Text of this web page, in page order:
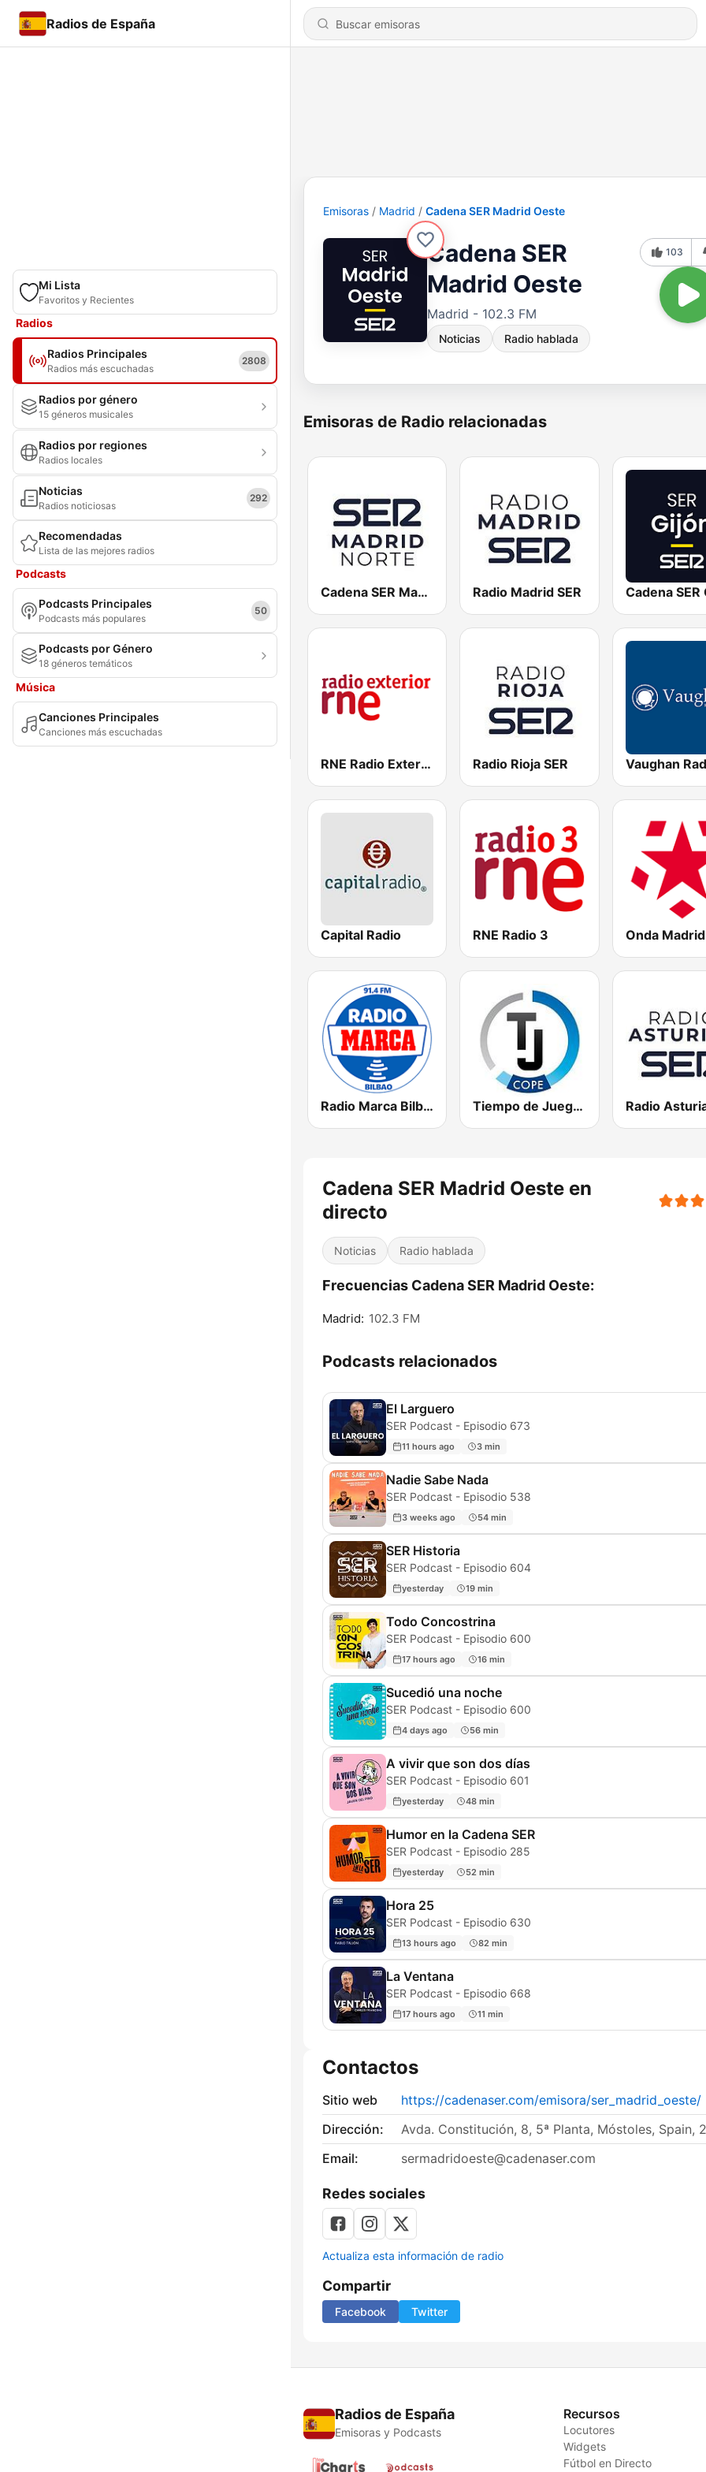
Radios de España
Mi Lista
Favoritos y Recientes
Radios
Radios Principales
Radios más escuchadas
2808
Radios por género
15 géneros musicales
Radios por regiones
Radios locales
Noticias
Radios noticiosas
292
Recomendadas
Lista de las mejores radios
Podcasts
Podcasts Principales
Podcasts más populares
50
Podcasts por Género
18 géneros temáticos
Música
Canciones Principales
Canciones más escuchadas
Emisoras Madrid Cadena SER Madrid Oeste
Cadena SER
Madrid Oeste
Madrid - 102.3 FM
Noticias Radio hablada
103
Emisoras de Radio relacionadas
Cadena SER Madrid Norte Radio Madrid SER Cadena SER
RNE Radio Exterior Radio Rioja SER Vaughan
Capital Radio RNE Radio 3 Onda Madrid
Radio Marca Bilbao Tiempo de Juego Cope Directo 2
Cadena SER Madrid Oeste en
directo
Noticias Radio hablada
Frecuencias Cadena SER Madrid Oeste:
Madrid: 102.3 FM
Podcasts relacionados
El Larguero
SER Podcast - Episodio 673
11 hours ago 3 min
Nadie Sabe Nada
SER Podcast - Episodio 538
3 weeks ago 54 min
SER Historia
SER Podcast - Episodio 604
yesterday 19 min
Todo Concostrina
SER Podcast - Episodio 600
17 hours ago 16 min
Sucedió una noche
SER Podcast - Episodio 600
4 days ago 56 min
A vivir que son dos días
SER Podcast - Episodio 601
yesterday 48 min
Humor en la Cadena SER
SER Podcast - Episodio 285
yesterday 52 min
Hora 25
SER Podcast - Episodio 630
13 hours ago 82 min
La Ventana
SER Podcast - Episodio 668
17 hours ago 11 min
Contactos
Sitio web
https://cadenaser.com/emisora/ser_madrid_oeste/
Dirección:
Avda. Constitución, 8, 5ª Planta, Móstoles, Spain,
Email:
sermadridoeste@cadenaser.com
Redes sociales
Actualiza esta información de radio
Compartir
Facebook Twitter
Radios de España
Emisoras y Podcasts
Recursos
Locutores
Widgets
Fútbol en Directo